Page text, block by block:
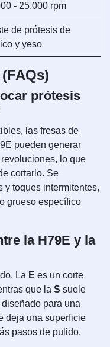
- 25.000 rpm
de prótesis de
y yeso
prótesis
las fresas de
pueden generar
lo que
cortarlo. Se
y toques intermitentes,
grueso específico
la H79E y la
La E es un corte
que la S suele
para una
deja una superficie
pasos de pulido.